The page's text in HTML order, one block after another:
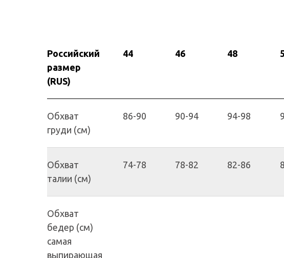
Российский
размер
(RUS)
44 46 48
Обхват
груди (см)
86-90 90-94 94-98
Обхват
талии (см)
74-78 78-82 82-86
Обхват
бедер (см)
самая
выпирающая